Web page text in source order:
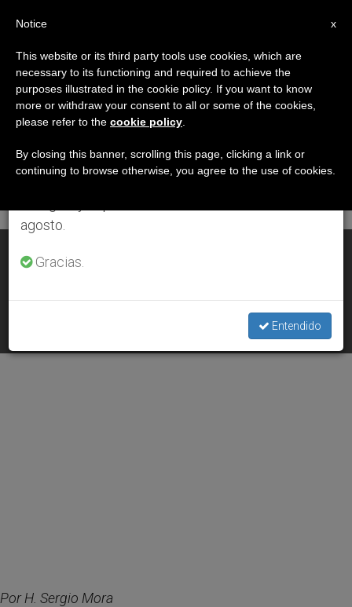
DÍA
Noviembre 16th, 2012
ÚLTIMAS NOTICIAS
NOV 16, 2012 00:00
Por H. Sergio Mora
×
Aviso importante
Del 27 de julio al 7 de agosto haremos la pausa
anual, aprovechando que en el periodo de verano
se generan menos informaciones y también el
agosto.
Gracias.
Entendido
x
Notice
This website or its third party tools use cookies, which are
necessary to its functioning and required to achieve the
purposes illustrated in the cookie policy. If you want to know
more or withdraw your consent to all or some of the cookies,
please refer to the cookie policy
By closing this banner, scrolling this page, clicking a link or
continuing to browse otherwise, you agree to the use of cookies.